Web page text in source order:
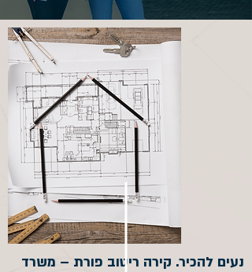
נעים להכיר. קירה ריטוב פורת – משרד